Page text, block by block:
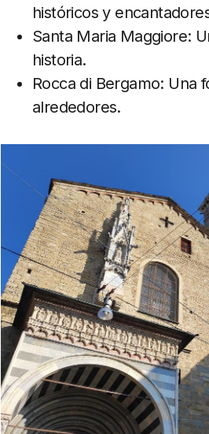
históricos y
Santa Maria Maggiore:
historia.
Rocca di Bergamo: Una
alrededores.